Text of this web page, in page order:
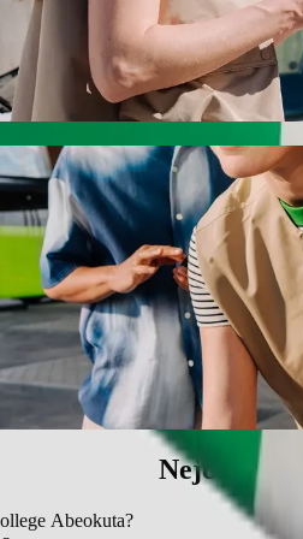
College Abeokuta s
vám odvoz autem
Resort do St Leo's
zvířata.
nabízí bezbariérová vozidla (WAV).
Bolt Basic.
Nejčastější
Abeokuta?